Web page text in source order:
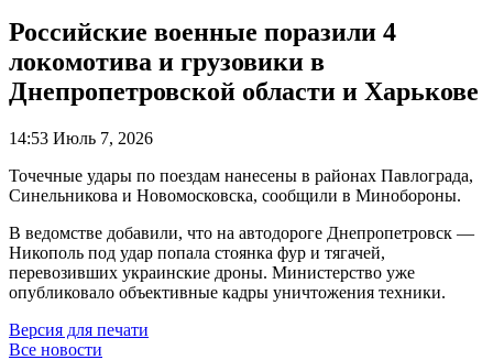
Российские военные поразили 4
локомотива и грузовики в
Днепропетровской области и Харькове
14:53 Июль 7, 2026
Точечные удары по поездам нанесены в районах Павлограда,
Синельникова и Новомосковска, сообщили в Минобороны.
В ведомстве добавили, что на автодороге Днепропетровск —
Никополь под удар попала стоянка фур и тягачей,
перевозивших украинские дроны. Министерство уже
опубликовало объективные кадры уничтожения техники.
Версия для печати
Все новости